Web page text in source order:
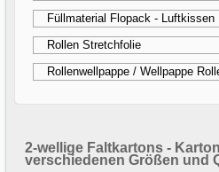
Füllmaterial Flopack - Luftkissen
Rollen Stretchfolie
Rollenwellpappe / Wellpappe
2-wellige Faltkartons -
verschiedenen Größen und